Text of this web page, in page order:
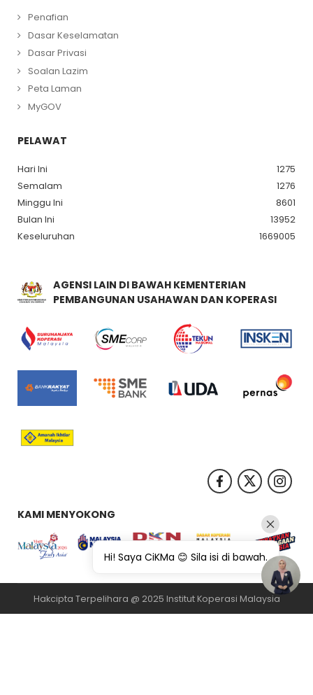
Penafian
Dasar Keselamatan
Dasar Privasi
Soalan Lazim
Peta Laman
MyGOV
PELAWAT
Hari Ini
1275
Semalam
1276
Minggu Ini
8601
Bulan Ini
13952
Keseluruhan
1669005
AGENSI LAIN DI BAWAH KEMENTERIAN
PEMBANGUNAN USAHAWAN DAN KOPERASI
KAMI MENYOKONG
Hakcipta Terpelihara @ 2025 Institut Koperasi Malaysia
Hi! Saya CiKMa 😊 Sila isi di bawah.